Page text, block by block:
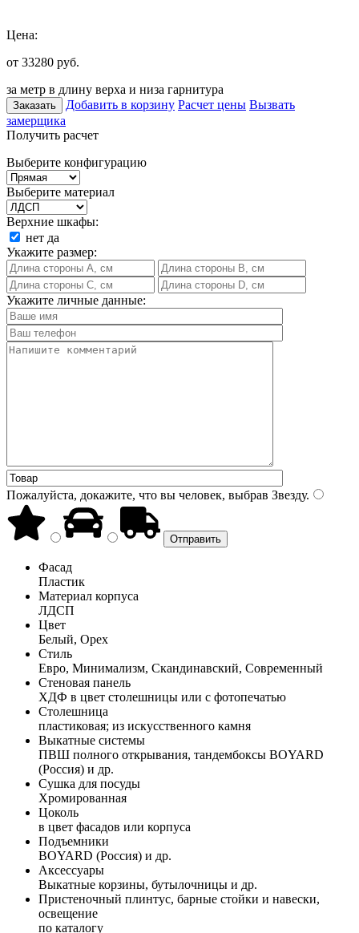
Цена:
от 33280 руб.
за метр в длину верха и низа гарнитура
Заказать Добавить в корзину Расчет цены Вызвать
замерщика
Получить расчет
Выберите конфигурацию
Выберите материал
Верхние шкафы:
нет да
Укажите размер:
Укажите личные данные:
Пожалуйста, докажите, что вы человек, выбрав Звезду.
Фасад
Пластик
Материал корпуса
ЛДСП
Цвет
Белый, Орех
Стиль
Евро, Минимализм, Скандинавский, Современный
Стеновая панель
ХДФ в цвет столешницы или с фотопечатью
Столешница
пластиковая; из искусственного камня
Выкатные системы
ПВШ полного открывания, тандембоксы BOYARD
(Россия) и др.
Сушка для посуды
Хромированная
Цоколь
в цвет фасадов или корпуса
Подъемники
BOYARD (Россия) и др.
Аксессуары
Выкатные корзины, бутылочницы и др.
Пристеночный плинтус, барные стойки и навески,
освещение
по каталогу